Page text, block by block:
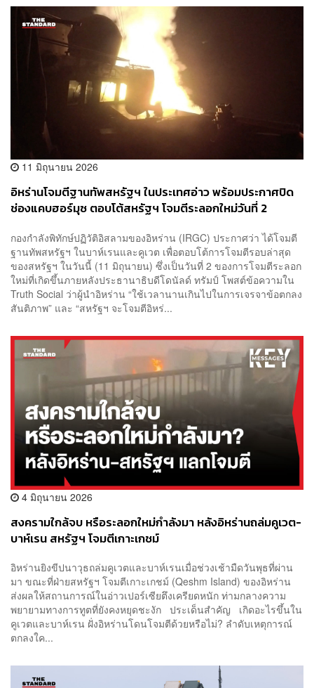
11 มิถุนายน 2026
อิหร่านโจมตีฐานทัพสหรัฐฯ ในประเทศอ่าว พร้อมประกาศปิด
ช่องแคบฮอร์มุซ ตอบโต้สหรัฐฯ โจมตีระลอกใหม่วันที่ 2
กองกำลังพิทักษ์ปฏิวัติอิสลามของอิหร่าน (IRGC) ประกาศว่า ได้โจมตี
ฐานทัพสหรัฐฯ ในบาห์เรนและคูเวต เพื่อตอบโต้การโจมตีรอบล่าสุด
ของสหรัฐฯ ในวันนี้ (11 มิถุนายน) ซึ่งเป็นวันที่ 2 ของการโจมตีระลอก
ใหม่ที่เกิดขึ้นภายหลังประธานาธิบดีโดนัลด์ ทรัมป์ โพสต์ข้อความใน
Truth Social ว่าผู้นำอิหร่าน “ใช้เวลานานเกินไปในการเจรจาข้อตกลง
สันติภาพ” และ “สหรัฐฯ จะโจมตีอิหร่...
4 มิถุนายน 2026
สงครามใกล้จบ หรือระลอกใหม่กำลังมา หลังอิหร่านถล่มคูเวต-
บาห์เรน สหรัฐฯ โจมตีเกาะเกชม์
อิหร่านยิงขีปนาวุธถล่มคูเวตและบาห์เรนเมื่อช่วงเช้ามืดวันพุธที่ผ่าน
มา ขณะที่ฝ่ายสหรัฐฯ โจมตีเกาะเกชม์ (Qeshm Island) ของอิหร่าน
ส่งผลให้สถานการณ์ในอ่าวเปอร์เซียตึงเครียดหนัก ท่ามกลางความ
พยายามทางการทูตที่ยังคงหยุดชะงัก ประเด็นสำคัญ เกิดอะไรขึ้นใน
คูเวตและบาห์เรน ฝั่งอิหร่านโดนโจมตีด้วยหรือไม่? ลำดับเหตุการณ์
ตกลงใค...